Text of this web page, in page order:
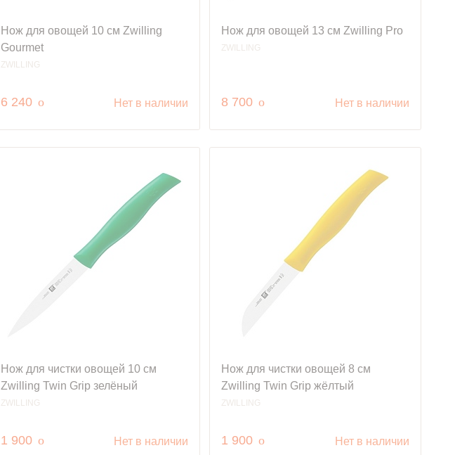
Нож для овощей 10 cм Zwilling
Gourmet
ZWILLING
6 240 руб.
o Нет в наличии
Нож для овощей 13 см Zwilling Pro
ZWILLING
8 700 руб.
o Нет в наличии
Нож для чистки овощей 10 см
Zwilling Twin Grip зелёный
ZWILLING
1 900 руб.
o Нет в наличии
Нож для чистки овощей 8 см
Zwilling Twin Grip жёлтый
ZWILLING
1 900 руб.
o Нет в наличии